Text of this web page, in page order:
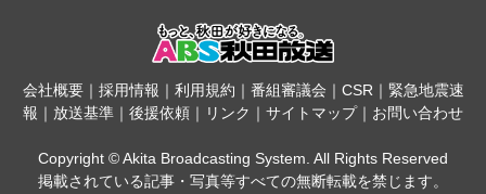
会社概要｜ 採用情報 ｜ 利用規約 ｜ 番組審議会 ｜ CSR｜ 緊急地震速
報 ｜ 放送基準 ｜ 後援依頼 ｜ リンク ｜ サイトマップ｜ お問い合わせ
Copyright © Akita Broadcasting System. All Rights Reserved
掲載されている記事・写真等すべての無断転載を禁じます。